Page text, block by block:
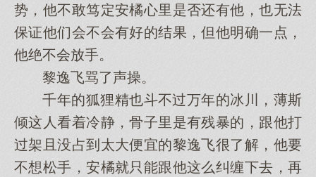
势，他不敢笃定安橘心里是否还有他，也无法
保证他们会不会有好的结果，但他明确一点，
他绝不会放手。
黎逸飞骂了声操。
千年的狐狸精也斗不过万年的冰川，薄斯
倾这人看着冷静，骨子里是有残暴的，跟他打
过架且没占到太大便宜的黎逸飞很了解，他要
不想松手，安橘就只能跟他这么纠缠下去，再